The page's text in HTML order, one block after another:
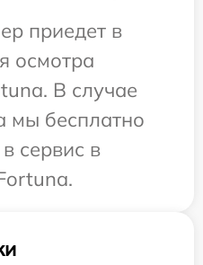
приедет в
осмотра
В случае
мы бесплатно
сервис в